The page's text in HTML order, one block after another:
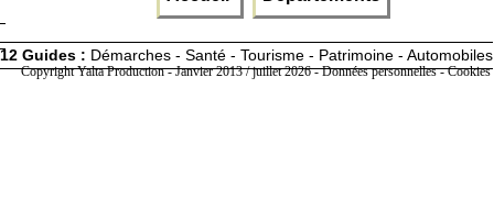
12 Guides : Démarches - Santé - Tourisme - Patrimoine - Automobiles
Copyright Yalta Production - Janvier 2013 / juillet 2026 -Données personnelles -